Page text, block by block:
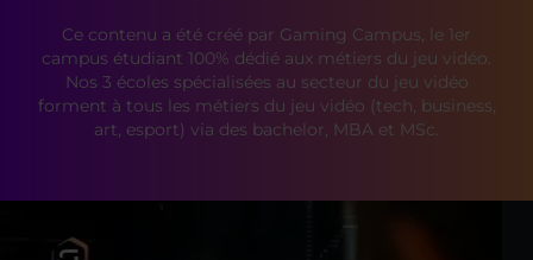
Ce contenu a été créé par Gaming Campus, le 1er
campus étudiant 100% dédié aux métiers du jeu vidéo.
Nos 3 écoles spécialisées au secteur du jeu vidéo
forment à tous les métiers du jeu vidéo (tech, business,
art, esport) via des bachelor, MBA et MSc.